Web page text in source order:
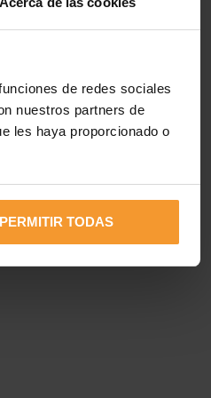
de redes sociales
nuestros partners de
les haya proporcionado o
PERMITIR TODAS